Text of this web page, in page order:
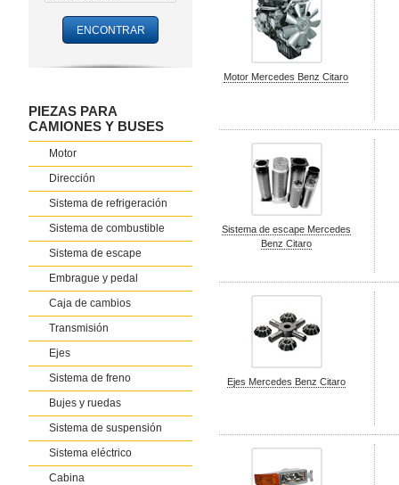
PIEZAS PARA
CAMIONES Y BUSES
Motor
Dirección
Sistema de refrigeración
Sistema de combustible
Sistema de escape
Embrague y pedal
Caja de cambios
Transmisión
Ejes
Sistema de freno
Bujes y ruedas
Sistema de suspensión
Sistema eléctrico
Cabina
Motor Mercedes Benz Citaro
Sistema de escape Mercedes
Benz Citaro
Ejes Mercedes Benz Citaro